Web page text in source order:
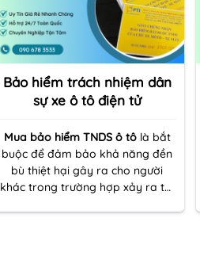
Bảo hiểm trách nhiệm dân
sự xe ô tô điện tử
Mua bảo hiểm TNDS ô tôlà bắt
buộc để đảm bảo khả năng đền
bù thiệt hại gây ra cho người
khác trong trường hợp xảy ra tai